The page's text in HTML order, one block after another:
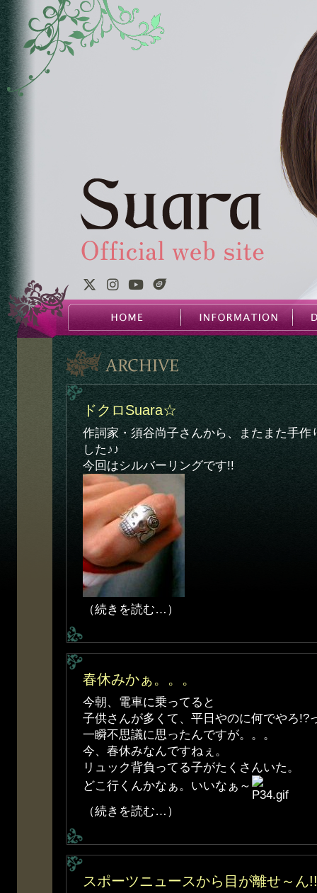
ドクロSuara☆
作詞家・須谷尚子さんから、またまた手作
した♪♪
今回はシルバーリングです!!
（続きを読む…）
春休みかぁ。。。
今朝、電車に乗ってると
子供さんが多くて、平日やのに何でやろ!?
一瞬不思議に思ったんですが。。。
今、春休みなんですねぇ。
リュック背負ってる子がたくさんいた。
どこ行くんかなぁ。いいなぁ～
（続きを読む…）
スポーツニュースから目が離せ～ん!!